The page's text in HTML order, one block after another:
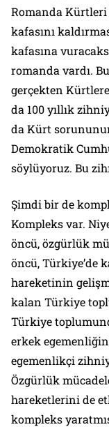
Romanda Kürtleri
kafasını
kafasına
romanda vardı.
gerçekten
da 100 yıllık
da Kürt
Demokratik
söylüyoruz. Bu
Şimdi bir de
Kompleks var.
öncü, özgürlük
öncü, Türkiye’de
hareketinin
kalan Türkiye
Türkiye
erkek
egemenlikçi
Özgürlük
hareketlerini de
kompleks